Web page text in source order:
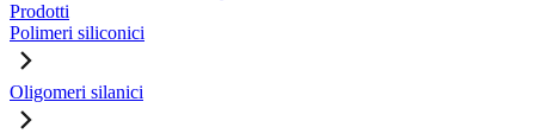
Prodotti
Polimeri siliconici
Oligomeri silanici